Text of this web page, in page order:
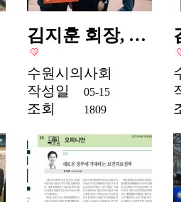
김지훈 회장, …
수원시의사회
작성일
05-15
조회 1809